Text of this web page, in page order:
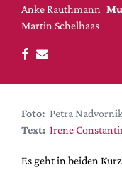
DdB-map
Kalender
Premierensuche
Festival-Planer
Hefte
Alle Hefte
Leseproben
Anke Rauthmann
Martin Schelhaas
Foto: Petra
Text: Irene
Es geht in beiden